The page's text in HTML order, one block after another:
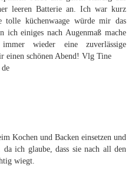
leeren Batterie an. Ich war kurz
tolle küchenwaage würde mir das
ich einiges nach Augenmaß mache
wieder eine zuverlässige
einen schönen Abend! Vlg Tine
Kochen und Backen einsetzen und
da ich glaube, dass sie nach all den
wiegt.